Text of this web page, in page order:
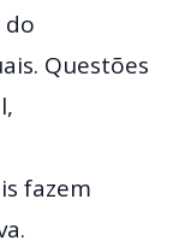
do
Questões
fazem